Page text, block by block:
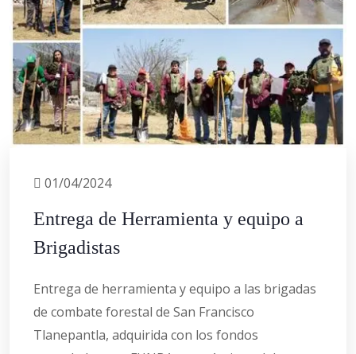
01/04/2024
Entrega de Herramienta y equipo a
Brigadistas
Entrega de herramienta y equipo a las brigadas
de combate forestal de San Francisco
Tlanepantla, adquirida con los fondos